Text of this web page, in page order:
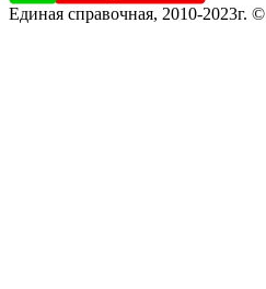
Единая справочная, 2010-2023г. ©